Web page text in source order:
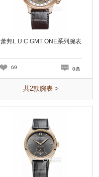
萧邦L.U.C GMT ONE系列腕表
69 0条
共2款腕表 >